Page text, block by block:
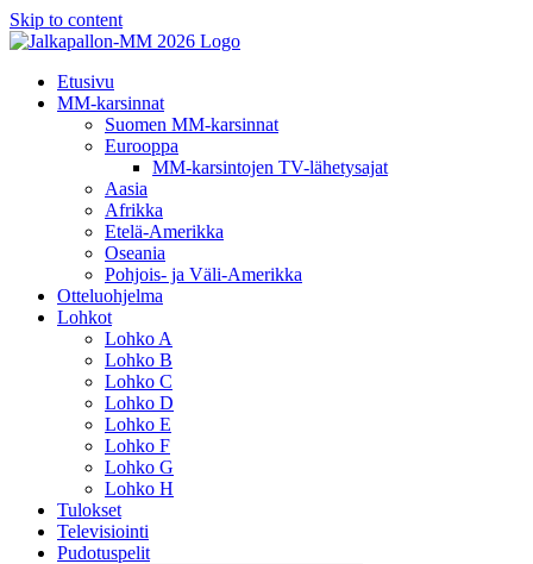
Skip to content
Etusivu
MM-karsinnat
Suomen MM-karsinnat
Eurooppa
MM-karsintojen TV-lähetysajat
Aasia
Afrikka
Etelä-Amerikka
Oseania
Pohjois- ja Väli-Amerikka
Otteluohjelma
Lohkot
Lohko A
Lohko B
Lohko C
Lohko D
Lohko E
Lohko F
Lohko G
Lohko H
Tulokset
Televisiointi
Pudotuspelit